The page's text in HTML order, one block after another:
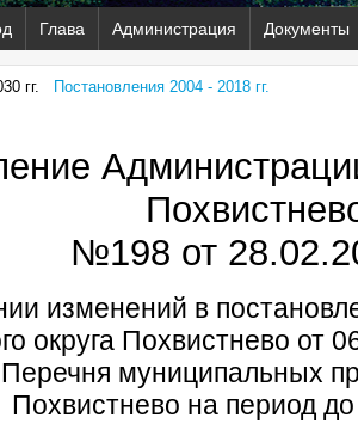
Глава Администрация Документы
гг. Постановления 2004 - 2018 гг.
№198 от
изменений в
округа Похвистнево
муниципальных
Похвистнево на период